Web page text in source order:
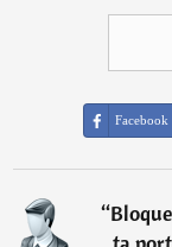
Facebook
“